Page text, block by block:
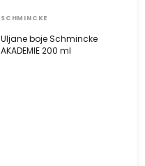
Uljane boje Schmincke
AKADEMIE 200 ml
SCHMINCKE